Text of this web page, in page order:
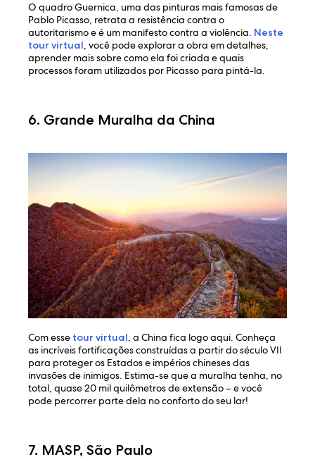
O quadro Guernica, uma das pinturas mais famosas de
Pablo Picasso, retrata a resistência contra o
autoritarismo e é um manifesto contra a violência. Neste
tour virtual, você pode explorar a obra em detalhes,
aprender mais sobre como ela foi criada e quais
processos foram utilizados por Picasso para pintá-la.
6. Grande Muralha da China
Com esse tour virtual, a China fica logo aqui. Conheça
as incríveis fortificações construídas a partir do século VII
para proteger os Estados e impérios chineses das
invasões de inimigos. Estima-se que a muralha tenha, no
total, quase 20 mil quilômetros de extensão – e você
pode percorrer parte dela no conforto do seu lar!
7. MASP, São Paulo